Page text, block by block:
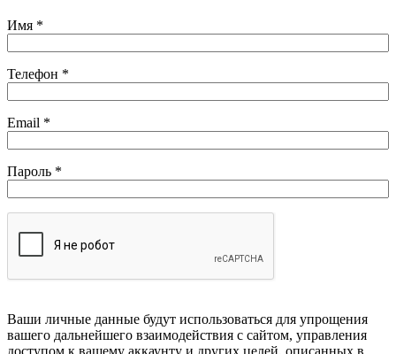
Имя *
Телефон *
Email *
Пароль *
Ваши личные данные будут использоваться для упрощения
вашего дальнейшего взаимодействия с сайтом, управления
доступом к вашему аккаунту и других целей, описанных в